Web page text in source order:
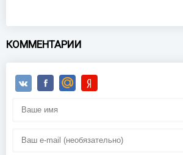
КОММЕНТАРИИ